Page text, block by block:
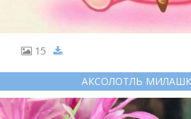
15
АКСОЛОТЛЬ